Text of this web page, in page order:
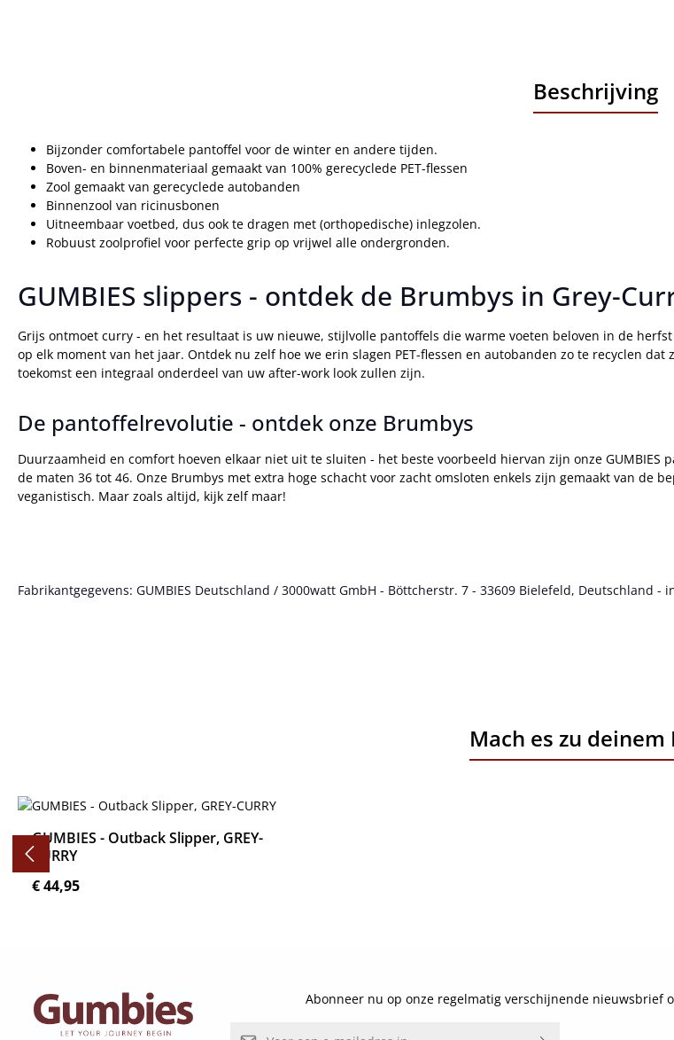
Beschrijving
Bijzonder comfortabele pantoffel voor de winter en andere tijden.
Boven- en binnenmateriaal gemaakt van 100% gerecyclede PET-flessen
Zool gemaakt van gerecyclede autobanden
Binnenzool van ricinusbonen
Uitneembaar voetbed, dus ook te dragen met (orthopedische) inlegzolen.
Robuust zoolprofiel voor perfecte grip op vrijwel alle ondergronden.
GUMBIES slippers - ontdek de Brumbys in Grey-
Grijs ontmoet curry - en het resultaat is uw nieuwe, stijlvolle pantoffels die warme voeten beloven in de
op elk moment van het jaar. Ontdek nu zelf hoe we erin slagen PET-flessen en autobanden zo te recyclen
toekomst een integraal onderdeel van uw after-work look zullen zijn.
De pantoffelrevolutie - ontdek onze Brumbys
Duurzaamheid en comfort hoeven elkaar niet uit te sluiten - het beste voorbeeld hiervan zijn onze
de maten 36 tot 46. Onze Brumbys met extra hoge schacht voor zacht omsloten enkels zijn gemaakt van de
veganistisch. Maar zoals altijd, kijk zelf maar!
Fabrikantgegevens: GUMBIES Deutschland / 3000watt GmbH - Böttcherstr. 7 - 33609 Bielefeld, Deutschland -
Mach es zu deinem
Productgalerij overslaan
GUMBIES - Outback Slipper, GREY-
CURRY
Normale prijs:
€ 44,95
Abonneer nu op onze regelmatig verschijnende nieuwsbrief
E-mailadres*